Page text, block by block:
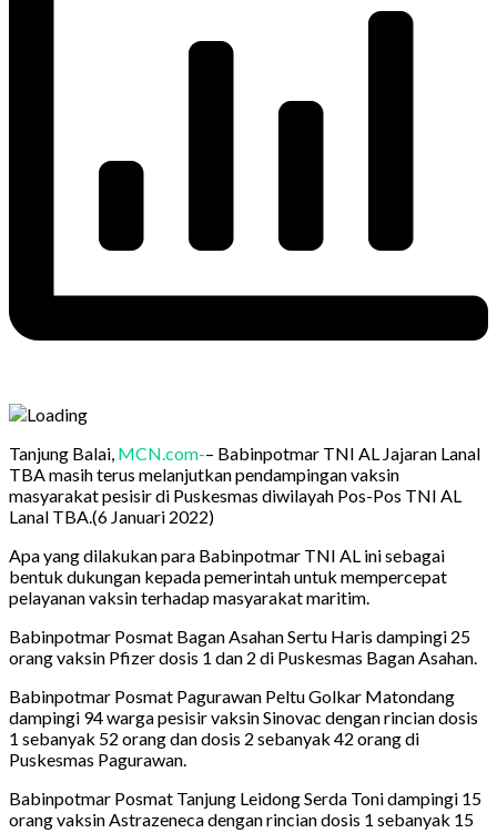
Tanjung Balai, MCN.com-– Babinpotmar TNI AL Jajaran Lanal
TBA masih terus melanjutkan pendampingan vaksin
masyarakat pesisir di Puskesmas diwilayah Pos-Pos TNI AL
Lanal TBA.(6 Januari 2022)
Apa yang dilakukan para Babinpotmar TNI AL ini sebagai
bentuk dukungan kepada pemerintah untuk mempercepat
pelayanan vaksin terhadap masyarakat maritim.
Babinpotmar Posmat Bagan Asahan Sertu Haris dampingi 25
orang vaksin Pfizer dosis 1 dan 2 di Puskesmas Bagan Asahan.
Babinpotmar Posmat Pagurawan Peltu Golkar Matondang
dampingi 94 warga pesisir vaksin Sinovac dengan rincian dosis
1 sebanyak 52 orang dan dosis 2 sebanyak 42 orang di
Puskesmas Pagurawan.
Babinpotmar Posmat Tanjung Leidong Serda Toni dampingi 15
orang vaksin Astrazeneca dengan rincian dosis 1 sebanyak 15